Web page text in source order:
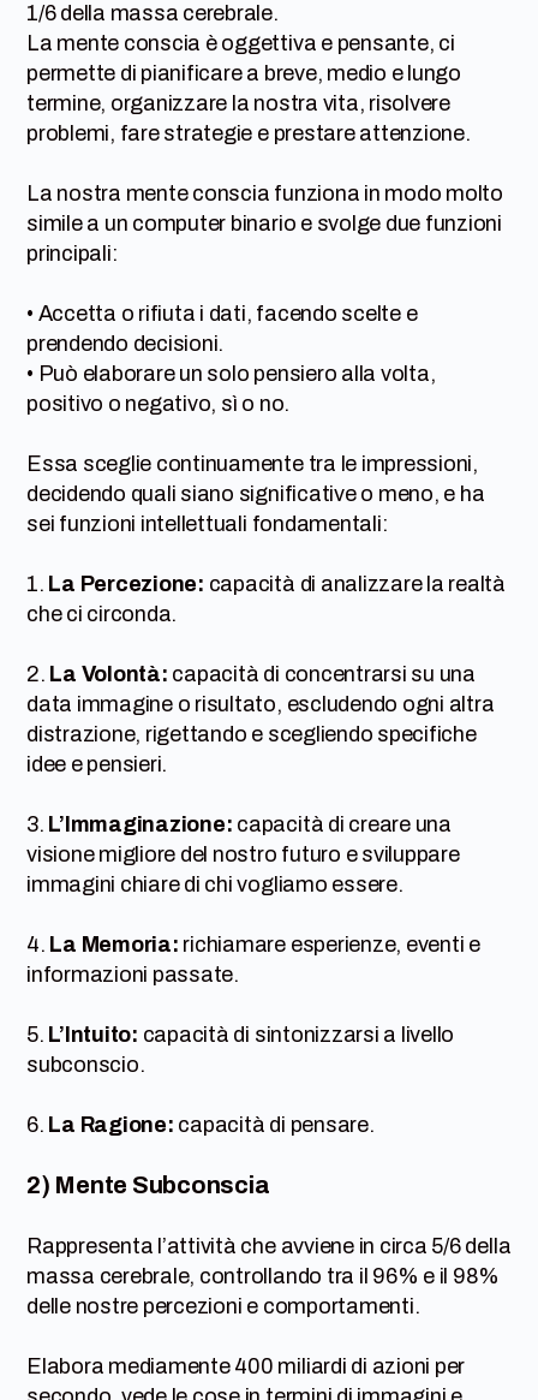
1/6 della massa cerebrale.
La mente conscia è oggettiva e pensante, ci
permette di pianificare a breve, medio e lungo
termine, organizzare la nostra vita, risolvere
problemi, fare strategie e prestare attenzione.
La nostra mente conscia funziona in modo molto
simile a un computer binario e svolge due funzioni
principali:
• Accetta o rifiuta i dati, facendo scelte e
prendendo decisioni.
• Può elaborare un solo pensiero alla volta,
positivo o negativo, sì o no.
Essa sceglie continuamente tra le impressioni,
decidendo quali siano significative o meno, e ha
sei funzioni intellettuali fondamentali:
1. La Percezione: capacità di analizzare la realtà
che ci circonda.
2. La Volontà: capacità di concentrarsi su una
data immagine o risultato, escludendo ogni altra
distrazione, rigettando e scegliendo specifiche
idee e pensieri.
3. L’Immaginazione: capacità di creare una
visione migliore del nostro futuro e sviluppare
immagini chiare di chi vogliamo essere.
4. La Memoria: richiamare esperienze, eventi e
informazioni passate.
5. L’Intuito: capacità di sintonizzarsi a livello
subconscio.
6. La Ragione: capacità di pensare.
2) Mente Subconscia
Rappresenta l’attività che avviene in circa 5/6 della
massa cerebrale, controllando tra il 96% e il 98%
delle nostre percezioni e comportamenti.
Elabora mediamente 400 miliardi di azioni per